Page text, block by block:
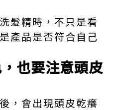
髮精時，不只是看
產品是否符合自己
，也要注意頭皮
，會出現頭皮乾癢